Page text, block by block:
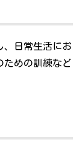
、日常生活にお
ための訓練など